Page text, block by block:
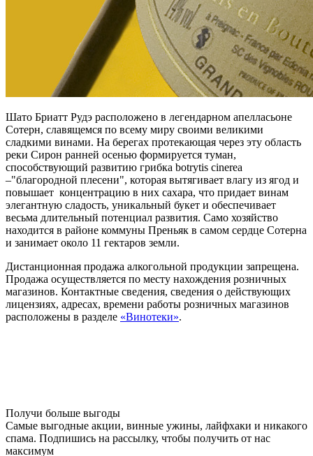
Шато Бриатт Рудэ расположено в легендарном апелласьоне
Сотерн, славящемся по всему миру своими великими
сладкими винами. На берегах протекающая через эту область
реки Сирон ранней осенью формируется туман,
способствующий развитию грибка botrytis cinerea
–"благородной плесени", которая вытягивает влагу из ягод и
повышает концентрацию в них сахара, что придает винам
элегантную сладость, уникальный букет и обеспечивает
весьма длительный потенциал развития. Само хозяйство
находится в районе коммуны Преньяк в самом сердце Сотерна
и занимает около 11 гектаров земли.
Дистанционная продажа алкогольной продукции запрещена.
Продажа осуществляется по месту нахождения розничных
магазинов. Контактные сведения, сведения о действующих
лицензиях, адресах, времени работы розничных магазинов
расположены в разделе «Винотеки».
Получи больше выгоды
Самые выгодные акции, винные ужины, лайфхаки и никакого
спама. Подпишись на рассылку, чтобы получить от нас
максимум